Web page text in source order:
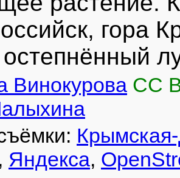
гора
Винокурова CC
, Яндекса,